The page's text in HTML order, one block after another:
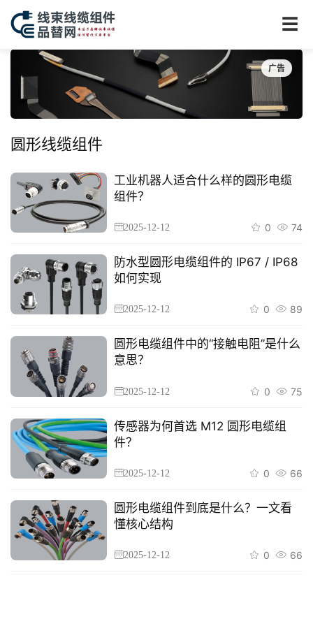
☰
广告
圆形线缆组件
工业机器人适合什么样的圆形电缆
组件？
2025-12-12 0 74
防水型圆形电缆组件的 IP67 / IP68
如何实现
2025-12-12 0 89
圆形电缆组件中的“接触电阻”是什么
意思？
2025-12-12 0 75
传感器为何首选 M12 圆形电缆组
件？
2025-12-12 0 66
圆形电缆组件到底是什么？一文看
懂核心结构
2025-12-12 0 66